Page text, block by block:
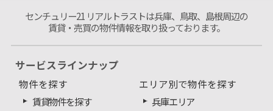
センチュリー21 リアルトラストは兵庫、鳥取、島根周辺の
賃貸・売買の物件情報を取り扱っております。
サービスラインナップ
物件を探す
賃貸物件を探す
エリア別で物件を探す
兵庫エリア